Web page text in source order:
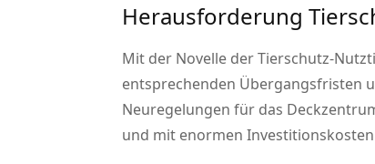
Herausforderung
Mit der Novelle der Tierschutz-
entsprechenden Übergangsfristen
Neuregelungen für das
und mit enormen